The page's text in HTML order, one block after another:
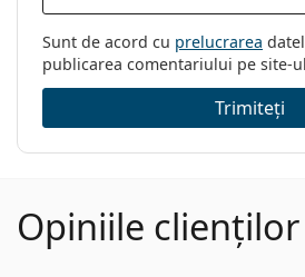
Sunt de acord cu prelucrarea
publicarea comentariului pe site-
Trimiteți
Opiniile